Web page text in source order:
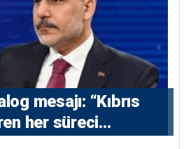
mesajı: “Kıbrıs
her süreci